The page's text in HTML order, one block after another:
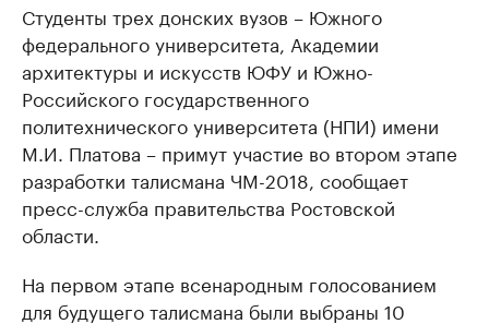
Студенты трех донских вузов – Южного
федерального университета, Академии
архитектуры и искусств ЮФУ и Южно-
Российского государственного
политехнического университета (НПИ) имени
М.И. Платова – примут участие во втором этапе
разработки талисмана ЧМ-2018, сообщает
пресс-служба правительства Ростовской
области.
На первом этапе всенародным голосованием
для будущего талисмана были выбраны 10